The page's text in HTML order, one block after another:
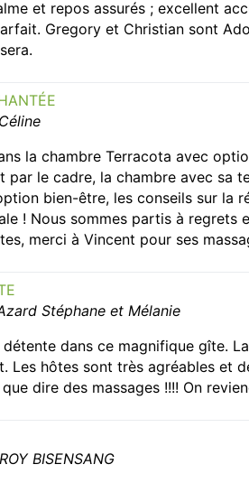
et repos assurés ; excellent
Gregory et Christian sont
la chambre Terracota avec
par le cadre, la chambre avec sa
bien-être, les conseils sur la
! Nous sommes partis à regrets
merci à Vincent pour ses
Stéphane et Mélanie
dans ce magnifique gîte.
Les hôtes sont très agréables et
dire des massages !!!! On
BISENSANG